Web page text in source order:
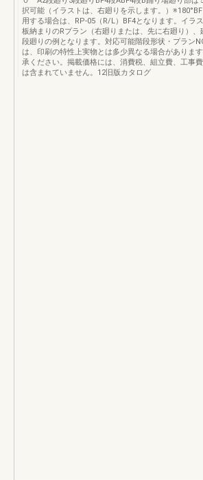
択可能（イラストは、右廻りを示します。）
用する場合は、RP-05（R/L）BF4となります。イラ
板納まりのRプラン（右廻りまたは、先に右廻り）、
段廻りの例となります。対応可能階段形状・プラン
は、印刷の特性上実物とは多少異なる場合がありま
承ください。掲載価格には、消費税、組立費、工事
は含まれていません。12旧版カタログ